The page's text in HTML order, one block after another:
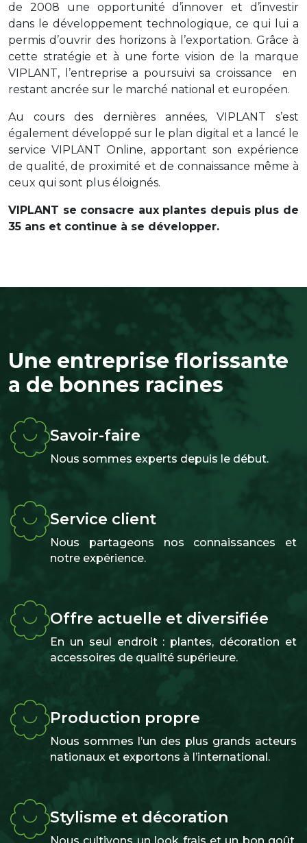
de 2008 une opportunité d’innover et d’investir
dans le développement technologique, ce qui lui a
permis d’ouvrir des horizons à l’exportation. Grâce à
cette stratégie et à une forte vision de la marque
VIPLANT,
l’entreprise a poursuivi sa croissance en
restant ancrée sur le marché national et européen.
Au cours des dernières années, VIPLANT s’est
également développésur le plan digital et a lancé le
service VIPLANT Online, apportant son expérience
de qualité, de proximité et de connaissance même à
ceux qui sont plus éloignés.
VIPLANT se consacre aux plantes depuis plus de
35 ans et continue à se développer.
Une entreprise florissante
a de bonnes racines
Savoir-faire
Nous sommes experts depuis le début.
Service client
Nous partageons nos connaissances et
notre expérience.
Offre actuelle et diversifiée
En un seul endroit : plantes, décoration et
accessoires de qualité supérieure.
Production propre
Nous sommes l’un des plus grands acteurs
nationaux et exportons à l’international.
Stylisme et décoration